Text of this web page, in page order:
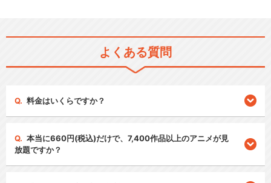
よくある質問
料金はいくらですか？
本当に660円(税込)だけで、7,400作品以上のアニメが見
放題ですか？